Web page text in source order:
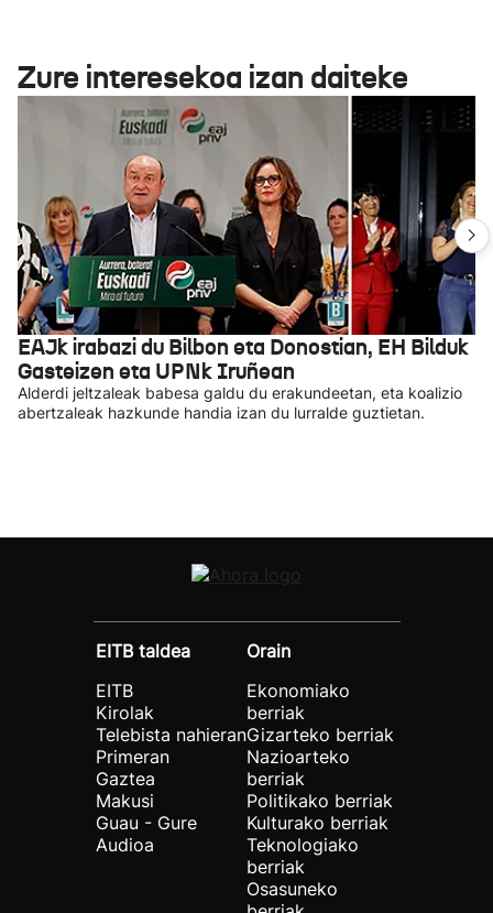
Zure interesekoa izan daiteke
EAJk irabazi du Bilbon eta Donostian, EH Bilduk
Gasteizen eta UPNk Iruñean
Alderdi jeltzaleak babesa galdu du erakundeetan, eta koalizio
abertzaleak hazkunde handia izan du lurralde guztietan.
EITB taldea
EITB
Kirolak
Telebista nahieran
Primeran
Gaztea
Makusi
Guau - Gure
Audioa
Orain
Ekonomiako
berriak
Gizarteko berriak
Nazioarteko
berriak
Politikako berriak
Kulturako berriak
Teknologiako
berriak
Osasuneko